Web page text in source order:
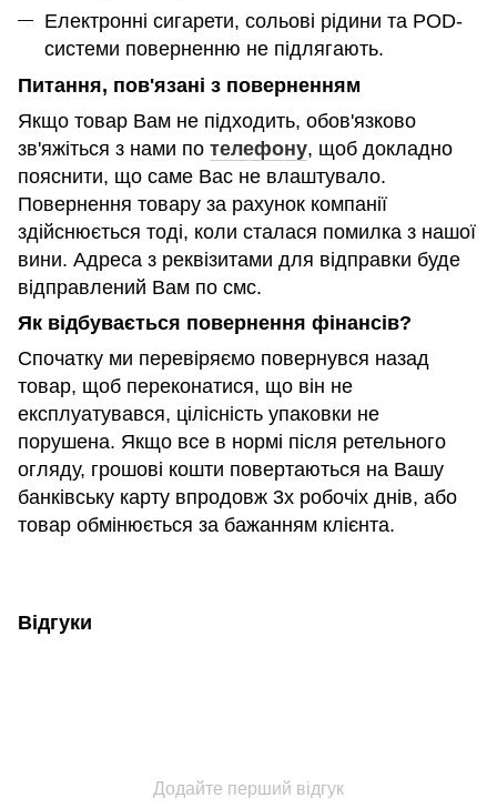
Електронні сигарети, сольові рідини та POD-
системи поверненню не підлягають.
Питання, пов'язані з поверненням
Якщо товар Вам не підходить, обов'язково
зв'яжіться з нами по телефону, щоб докладно
пояснити, що саме Вас не влаштувало.
Повернення товару за рахунок компанії
здійснюється тоді, коли сталася помилка з нашої
вини. Адреса з реквізитами для відправки буде
відправлений Вам по смс.
Як відбувається повернення фінансів?
Спочатку ми перевіряємо повернувся назад
товар, щоб переконатися, що він не
експлуатувався, цілісність упаковки не
порушена. Якщо все в нормі після ретельного
огляду, грошові кошти повертаються на Вашу
банківську карту впродовж 3х робочіх днів, або
товар обмінюється за бажанням клієнта.
Відгуки
Додайте перший відгук